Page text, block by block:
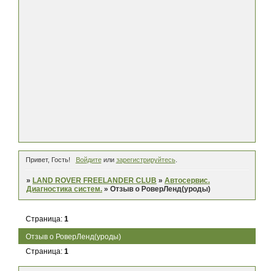
Привет, Гость! Войдитеили зарегистрируйтесь.
» LAND ROVER FREELANDER CLUB »Автосервис.
Диагностика систем. »Отзыв о РоверЛенд(уроды)
Отзыв о РоверЛенд(уроды)
Страница:1
Страница:1